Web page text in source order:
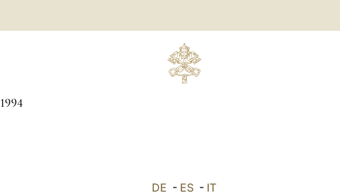
1994
DE - ES - IT